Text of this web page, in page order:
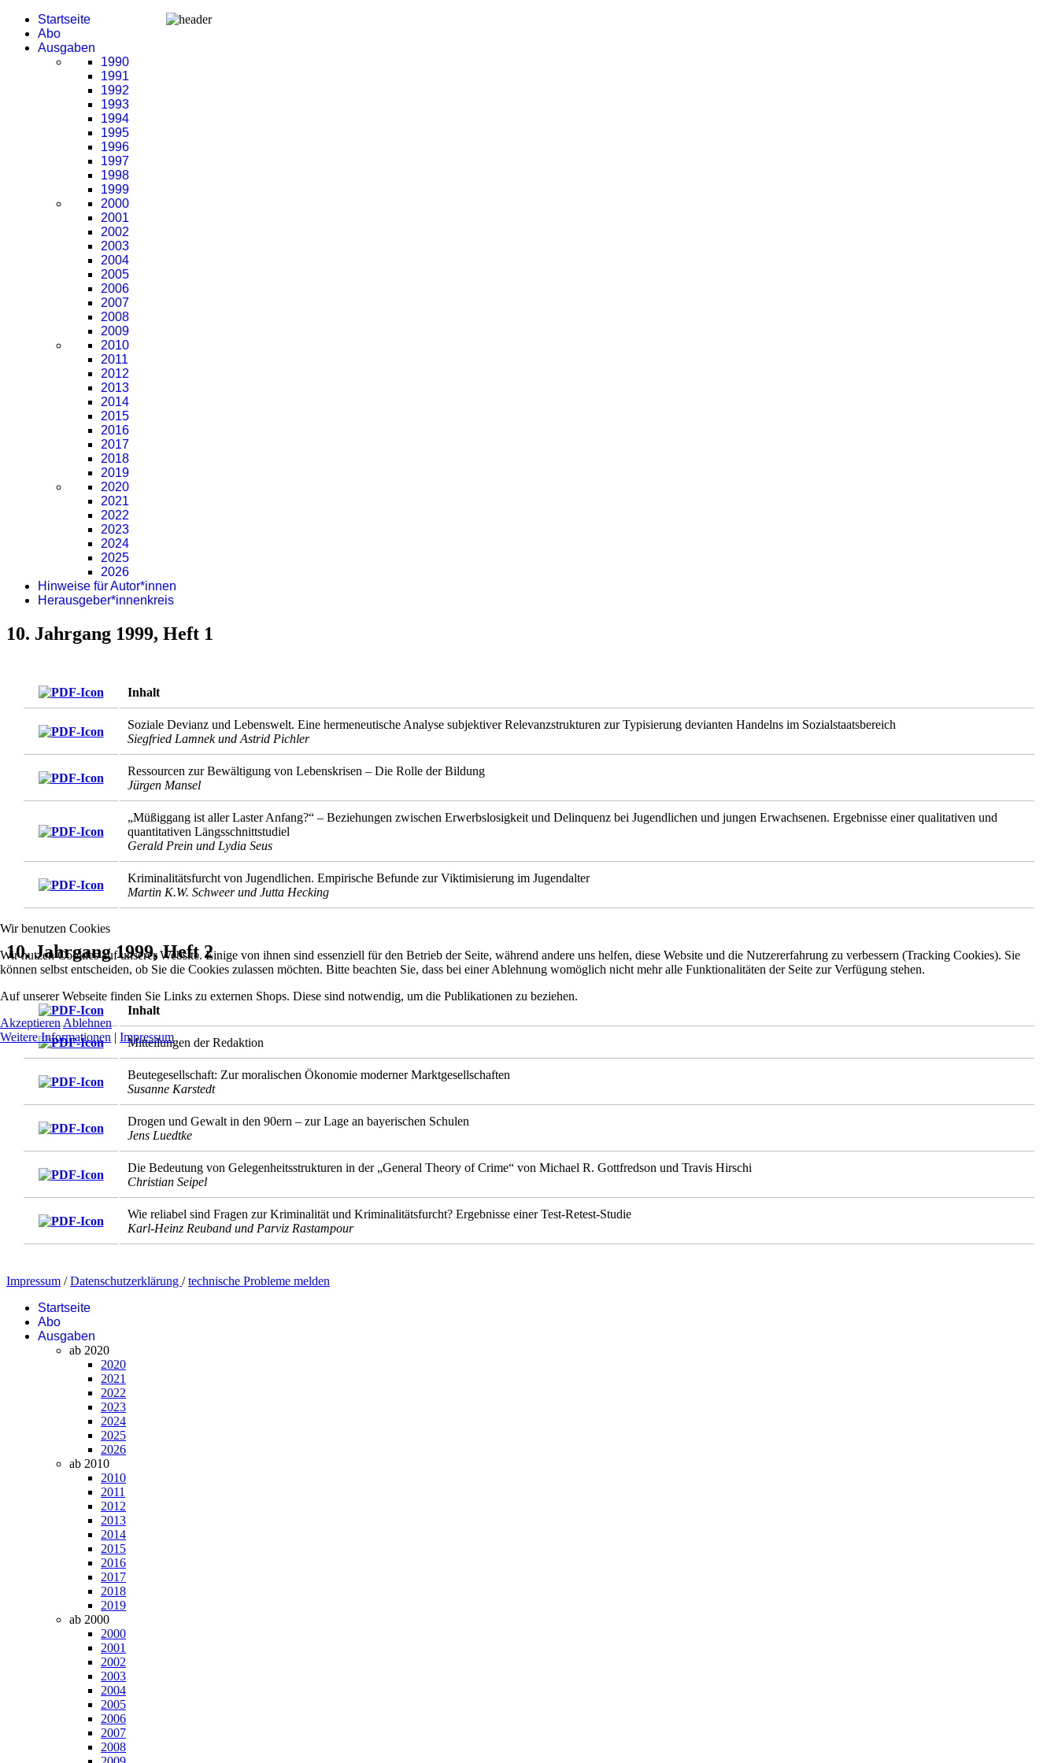
Startseite
Abo
Ausgaben
1990
1991
1992
1993
1994
1995
1996
1997
1998
1999
2000
2001
2002
2003
2004
2005
2006
2007
2008
2009
2010
2011
2012
2013
2014
2015
2016
2017
2018
2019
2020
2021
2022
2023
2024
2025
2026
Hinweise für Autor*innen
Herausgeber*innenkreis
10. Jahrgang 1999, Heft 1
Inhalt
Soziale Devianz und Lebenswelt. Eine hermeneutische Analyse subjektiver Relevanzstrukturen zur Typisierung devianten Handelns im Sozialstaatsbereich
Siegfried Lamnek und Astrid Pichler
Ressourcen zur Bewältigung von Lebenskrisen – Die Rolle der Bildung
Jürgen Mansel
„Müßiggang ist aller Laster Anfang?“ – Beziehungen zwischen Erwerbslosigkeit und Delinquenz bei Jugendlichen und jungen Erwachsenen. Ergebnisse einer qualitativen und
quantitativen Längsschnittstudiel
Gerald Prein und Lydia Seus
Kriminalitätsfurcht von Jugendlichen. Empirische Befunde zur Viktimisierung im Jugendalter
Martin K.W. Schweer und Jutta Hecking
10. Jahrgang 1999, Heft 2
Inhalt
Mitteilungen der Redaktion
Beutegesellschaft: Zur moralischen Ökonomie moderner Marktgesellschaften
Susanne Karstedt
Drogen und Gewalt in den 90ern – zur Lage an bayerischen Schulen
Jens Luedtke
Die Bedeutung von Gelegenheitsstrukturen in der „General Theory of Crime“ von Michael R. Gottfredson und Travis Hirschi
Christian Seipel
Wie reliabel sind Fragen zur Kriminalität und Kriminalitätsfurcht? Ergebnisse einer Test-Retest-Studie
Karl-Heinz Reuband und Parviz Rastampour
Impressum /Datenschutzerklärung /technische Probleme melden
Startseite
Abo
Ausgaben
ab 2020
2020
2021
2022
2023
2024
2025
2026
ab 2010
2010
2011
2012
2013
2014
2015
2016
2017
2018
2019
ab 2000
2000
2001
2002
2003
2004
2005
2006
2007
2008
Wir benutzen Cookies
Wir nutzen Cookies auf unserer Website. Einige von ihnen sind essenziell für den Betrieb der Seite, während andere uns helfen, diese Website und die Nutzererfahrung zu verbessern (Tracking Cookies). Sie
können selbst entscheiden, ob Sie die Cookies zulassen möchten. Bitte beachten Sie, dass bei einer Ablehnung womöglich nicht mehr alle Funktionalitäten der Seite zur Verfügung stehen.
Auf unserer Webseite finden Sie Links zu externen Shops. Diese sind notwendig, um die Publikationen zu beziehen.
AkzeptierenAblehnen
Weitere Informationen | Impressum